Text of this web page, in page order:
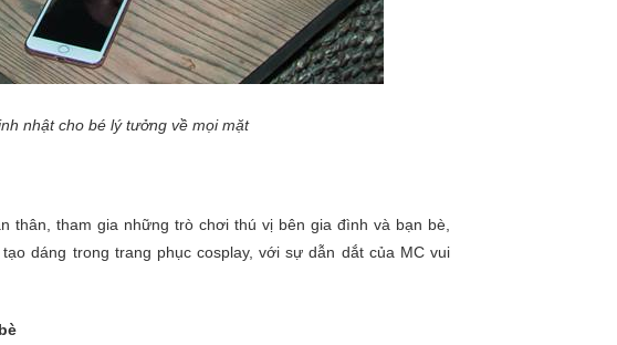
nhật cho bé lý tưởng về mọi mặt
thân, tham gia những trò chơi thú vị bên gia đình và bạn bè,
dáng trong trang phục cosplay, với sự dẫn dắt của MC vui